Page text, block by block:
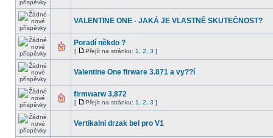
VALENTINE ONE - JAKÁ JE VLASTNĚ SKUTEČNOST?
Poradí někdo ?
[ Přejít na stránku: 1 2 3 ]
Valentine One firware 3.871 a vy??í
firmwarw 3,872
[ Přejít na stránku: 1 2 3 ]
Vertikalni drzak bel pro V1